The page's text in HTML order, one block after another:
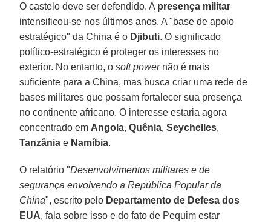
O castelo deve ser defendido. A presença militar
intensificou-se nos últimos anos. A "base de apoio
estratégico" da China é o Djibuti. O significado
político-estratégico é proteger os interesses no
exterior. No entanto, osoft powernão é mais
suficiente para a China, mas busca criar uma rede de
bases militares que possam fortalecer sua presença
no continente africano. O interesse estaria agora
concentrado em Angola,Quênia,Seychelles,
Tanzânia e Namíbia.
O relatório "Desenvolvimentos militares e de
segurança envolvendo a República Popular da
China", escrito pelo Departamento de Defesa dos
EUA, fala sobre isso e do fato de Pequim estar